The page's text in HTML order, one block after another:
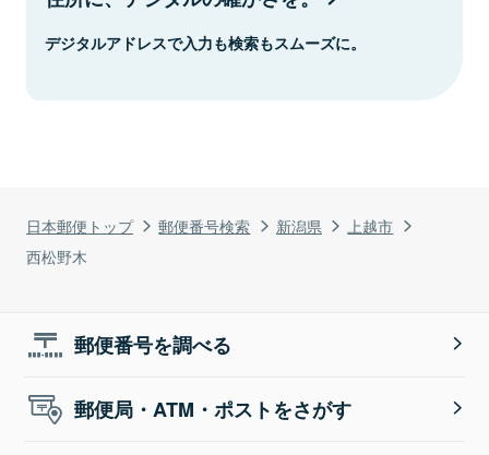
日本郵便トップ 郵便番号検索 新潟県
上越市
西松野木
デジタルアドレスで入力も検索もスムーズに。
郵便番号を調べる
郵便局・ATM・ポストをさがす